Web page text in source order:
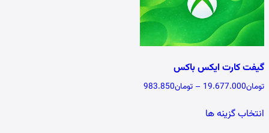
گیفت کارت ایکس باکس
تومان19.677.000
– تومان983.850Price range: تومان983.850 through تومان19.677.000
انتخاب گزینه ها